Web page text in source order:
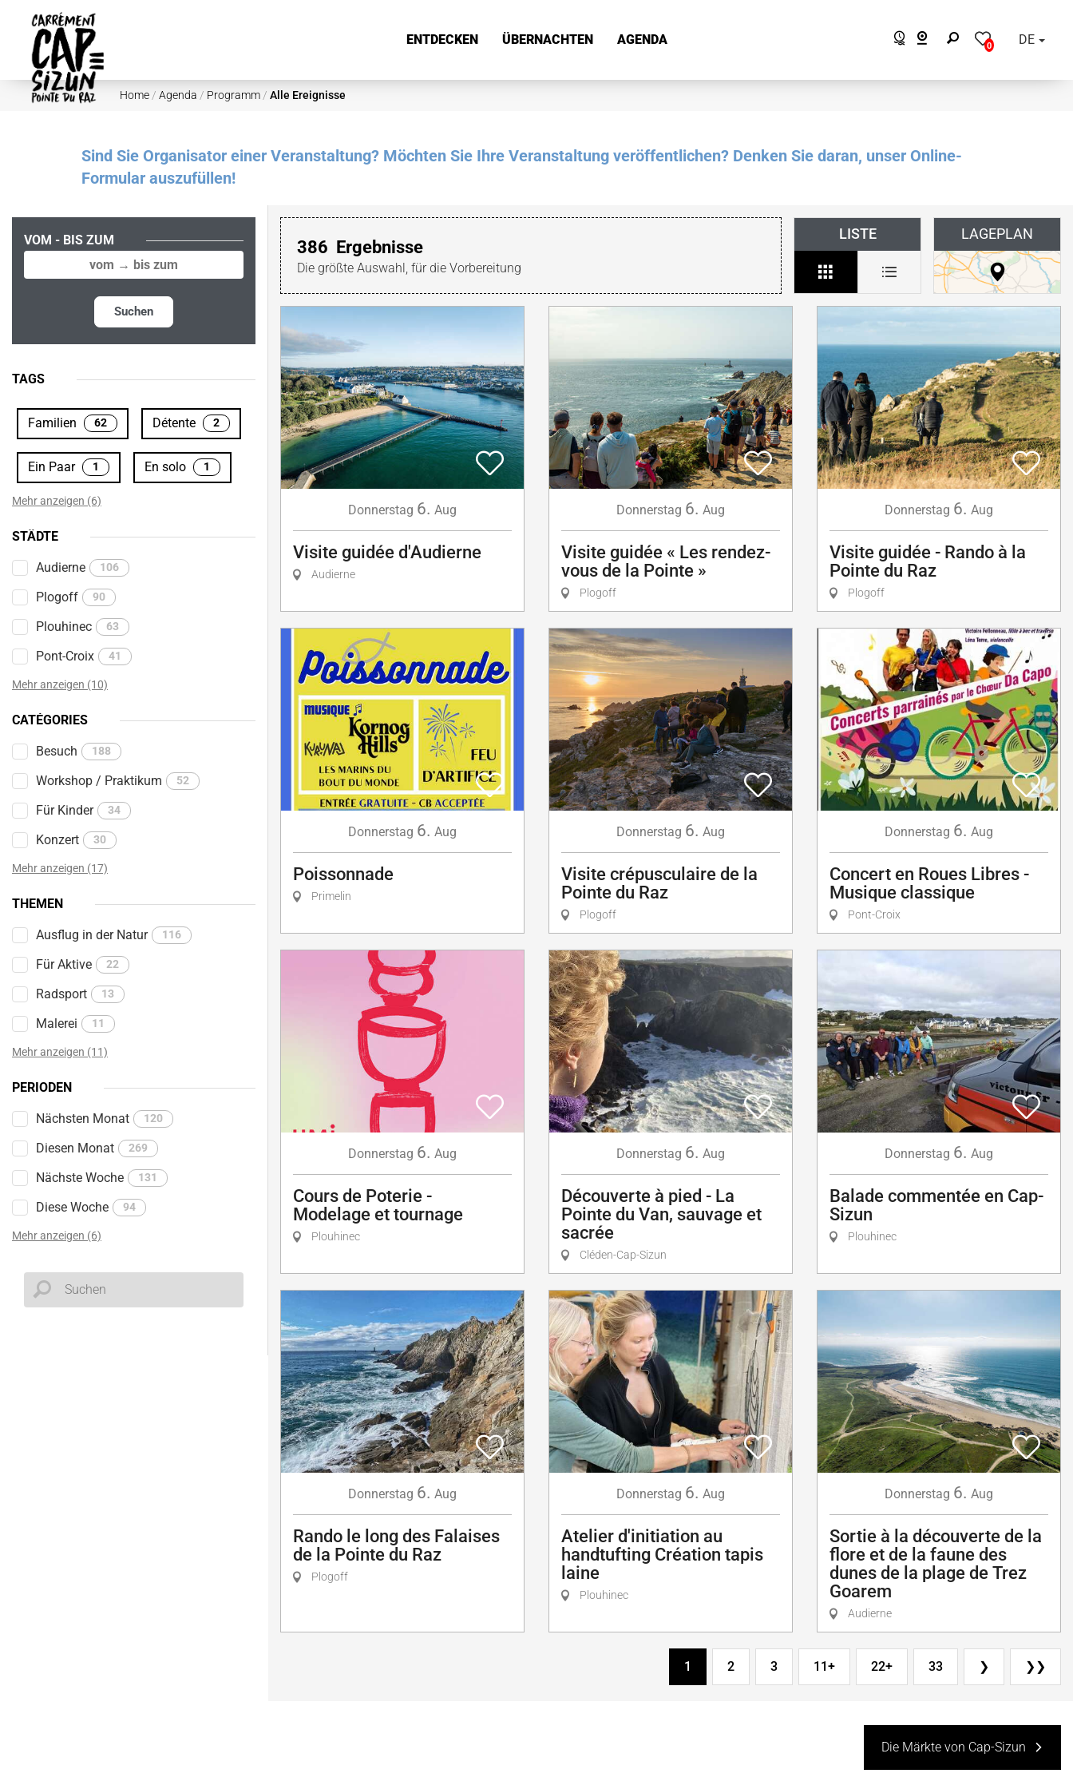
Skip to main content
0 DE
ENTDECKEN ÜBERNACHTEN AGENDA
Home / Agenda / Programm / Alle Ereignisse
Sind Sie Organisator einer Veranstaltung? Möchten Sie Ihre Veranstaltung veröffentlichen? Denken Sie daran, unser Online-
Formular auszufüllen!
VOM - BIS ZUM
Suchen
TAGS
Familien 62 Détente 2
Ein Paar 1 En solo 1
Mehr anzeigen (6)
STÄDTE
Audierne 106
Plogoff 90
Plouhinec 63
Pont-Croix 41
Mehr anzeigen (10)
CATÉGORIES
Besuch 188
Workshop / Praktikum 52
Für Kinder 34
Konzert 30
Mehr anzeigen (17)
THEMEN
Ausflug in der Natur 116
Für Aktive 22
Radsport 13
Malerei 11
Mehr anzeigen (11)
PERIODEN
Nächsten Monat 120
Diesen Monat 269
Nächste Woche 131
Diese Woche 94
Mehr anzeigen (6)
386 Ergebnisse
Die größte Auswahl, für die Vorbereitung
LISTE LAGEPLAN
Donnerstag 6. Aug
Visite guidée d'Audierne
Audierne
Donnerstag 6. Aug
Visite guidée « Les rendez-
vous de la Pointe »
Plogoff
Donnerstag 6. Aug
Visite guidée - Rando à la
Pointe du Raz
Plogoff
Donnerstag 6. Aug
Poissonnade
Primelin
Donnerstag 6. Aug
Visite crépusculaire de la
Pointe du Raz
Plogoff
Donnerstag 6. Aug
Concert en Roues Libres -
Musique classique
Pont-Croix
Donnerstag 6. Aug
Cours de Poterie -
Modelage et tournage
Plouhinec
Donnerstag 6. Aug
Découverte à pied - La
Pointe du Van, sauvage et
sacrée
Cléden-Cap-Sizun
Donnerstag 6. Aug
Balade commentée en Cap-
Sizun
Plouhinec
Donnerstag 6. Aug
Rando le long des Falaises
de la Pointe du Raz
Plogoff
Donnerstag 6. Aug
Atelier d'initiation au
handtufting Création tapis
laine
Plouhinec
Donnerstag 6. Aug
Sortie à la découverte de la
flore et de la faune des
dunes de la plage de Trez
Goarem
Audierne
1 2 3 11+ 22+ 33 ❯ ❯❯
Die Märkte von Cap-Sizun